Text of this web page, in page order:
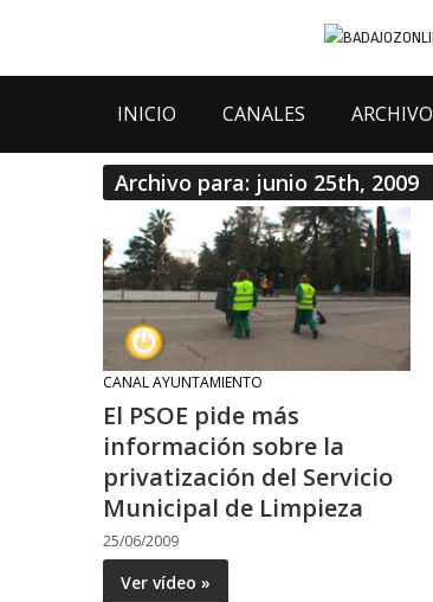
INICIO CANALES ARCHIVO
Archivo para: junio 25th, 2009
CANAL AYUNTAMIENTO
El PSOE pide más
información sobre la
privatización del Servicio
Municipal de Limpieza
25/06/2009
Ver vídeo »